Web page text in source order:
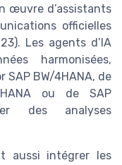
œuvre d’assistants
officielles
Les agents d’IA
harmonisées,
SAP BW/4HANA, de
ou de SAP
des analyses
aussi intégrer les